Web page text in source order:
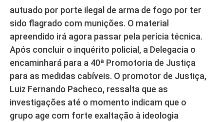
autuado por porte ilegal de arma de fogo por ter
sido flagrado com munições. O material
apreendido irá agora passar pela perícia técnica.
Após concluir o inquérito policial, a Delegacia o
encaminhará para a 40ª Promotoria de Justiça
para as medidas cabíveis. O promotor de Justiça,
Luiz Fernando Pacheco, ressalta que as
investigações até o momento indicam que o
grupo age com forte exaltação à ideologia